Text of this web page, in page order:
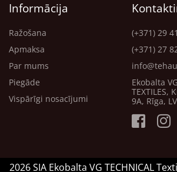
Informācija
Ražošana
Apmaksa
Par mums
Piegāde
Vispārīgi nosacījumi
(+371) 29
(+371) 27
Ekobalta
TEXTILES,
9A, Rīga,
2026 SIA Ekobalta VG TECHNICAL